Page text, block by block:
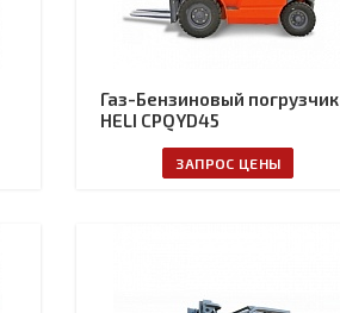
Газ-Бензиновый погрузчик
HELI CPQYD45
ЗАПРОС ЦЕНЫ